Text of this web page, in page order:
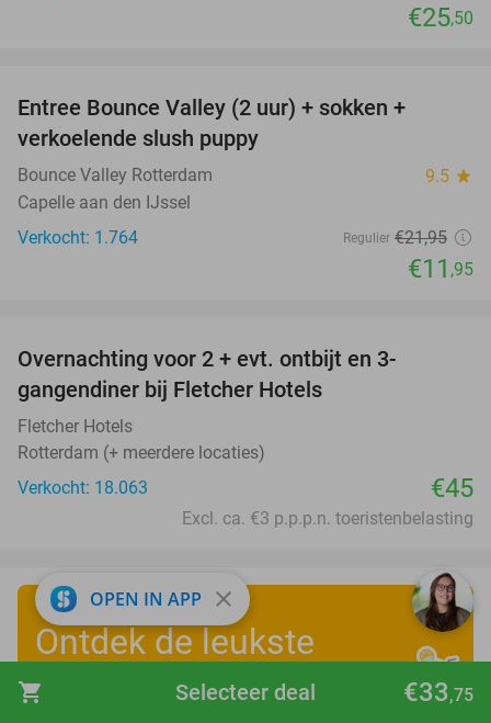
shopping_cart €33,75
Selecteer deal
€25,50
Entree Bounce Valley (2 uur) + sokken +
verkoelende slush puppy
Bounce Valley Rotterdam 9.5 star
Capelle aan den IJssel
Verkocht: 1.764
Regulier €21,95
€11 ,95
Overnachting voor 2 + evt. ontbijt en 3-
gangendiner bij Fletcher Hotels
Fletcher Hotels
Rotterdam (+ meerdere locaties)
Verkocht: 18.063
€45
Excl. ca. €3 p.p.p.n. toeristenbelasting
Ontdek de leukste
zomervakantiedeals
OPEN IN APP close